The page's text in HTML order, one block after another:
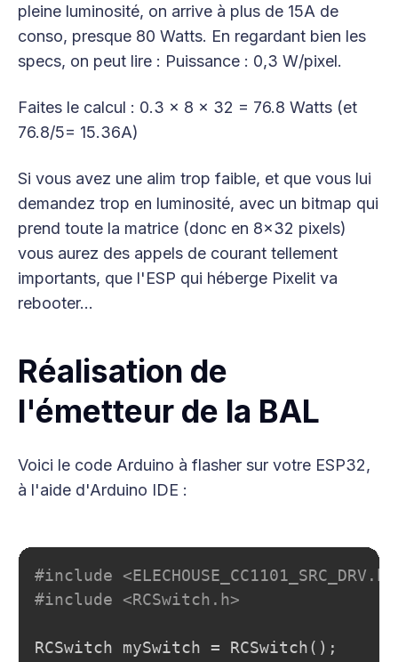
pleine luminosité, on arrive à plus de 15A de
conso, presque 80 Watts. En regardant bien les
specs, on peut lire : Puissance : 0,3 W/pixel.
Faites le calcul : 0.3 x 8 x 32 = 76.8 Watts (et
76.8/5= 15.36A)
Si vous avez une alim trop faible, et que vous lui
demandez trop en luminosité, avec un bitmap qui
prend toute la matrice (donc en 8x32 pixels)
vous aurez des appels de courant tellement
importants, que l'ESP qui héberge Pixelit va
rebooter...
Réalisation de
l'émetteur de la BAL
Voici le code Arduino à flasher sur votre ESP32,
à l'aide d'Arduino IDE :
#include <ELECHOUSE_CC1101_SRC_DRV.h>
#include <RCSwitch.h>
RCSwitch mySwitch = RCSwitch();